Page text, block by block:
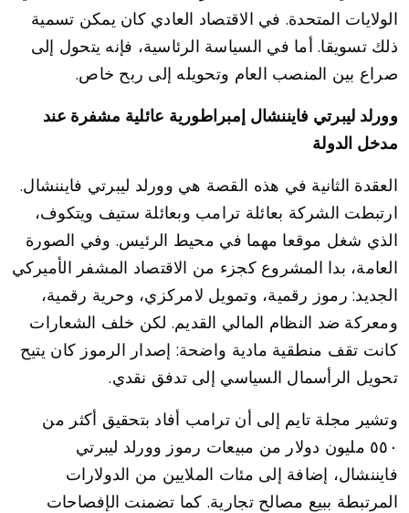
الولايات المتحدة. في الاقتصاد العادي كان يمكن تسمية
ذلك تسويقا. أما في السياسة الرئاسية، فإنه يتحول إلى
صراع بين المنصب العام وتحويله إلى ربح خاص.
وورلد ليبرتي فايننشال إمبراطورية عائلية مشفرة عند
مدخل الدولة
العقدة الثانية في هذه القصة هي وورلد ليبرتي فايننشال.
ارتبطت الشركة بعائلة ترامب وبعائلة ستيف ويتكوف،
الذي شغل موقعا مهما في محيط الرئيس. وفي الصورة
العامة، بدا المشروع كجزء من الاقتصاد المشفر الأميركي
الجديد: رموز رقمية، وتمويل لامركزي، وحرية رقمية،
ومعركة ضد النظام المالي القديم. لكن خلف الشعارات
كانت تقف منطقية مادية واضحة: إصدار الرموز كان يتيح
تحويل الرأسمال السياسي إلى تدفق نقدي.
وتشير مجلة تايم إلى أن ترامب أفاد بتحقيق أكثر من
٥٥٠ مليون دولار من مبيعات رموز وورلد ليبرتي
فايننشال، إضافة إلى مئات الملايين من الدولارات
المرتبطة ببيع مصالح تجارية. كما تضمنت الإفصاحات